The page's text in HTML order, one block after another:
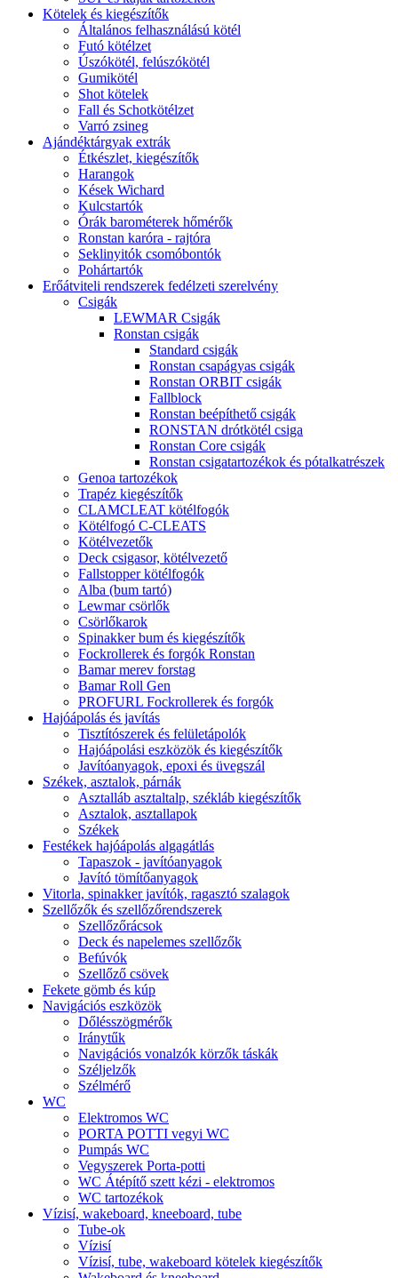
Kötelek és kiegészítők
Általános felhasználású kötél
Futó kötélzet
Úszókötél, felúszókötél
Gumikötél
Shot kötelek
Fall és Schotkötélzet
Varró zsineg
Ajándéktárgyak extrák
Étkészlet, kiegészítők
Harangok
Kések Wichard
Kulcstartók
Órák barométerek hőmérők
Ronstan karóra - rajtóra
Seklinyitók csomóbontók
Pohártartók
Erőátviteli rendszerek fedélzeti szerelvény
Csigák
LEWMAR Csigák
Ronstan csigák
Standard csigák
Ronstan csapágyas csigák
Ronstan ORBIT csigák
Fallblock
Ronstan beépíthető csigák
RONSTAN drótkötél csiga
Ronstan Core csigák
Ronstan csigatartozékok és pótalkatrészek
Genoa tartozékok
Trapéz kiegészítők
CLAMCLEAT kötélfogók
Kötélfogó C-CLEATS
Kötélvezetők
Deck csigasor, kötélvezető
Fallstopper kötélfogók
Alba (bum tartó)
Lewmar csörlők
Csörlőkarok
Spinakker bum és kiegészítők
Fockrollerek és forgók Ronstan
Bamar merev forstag
Bamar Roll Gen
PROFURL Fockrollerek és forgók
Hajóápolás és javítás
Tisztítószerek és felületápolók
Hajóápolási eszközök és kiegészítők
Javítóanyagok, epoxi és üvegszál
Székek, asztalok, párnák
Asztalláb asztaltalp, székláb kiegészítők
Asztalok, asztallapok
Székek
Festékek hajóápolás algagátlás
Tapaszok - javítóanyagok
Javító tömítőanyagok
Vitorla, spinakker javítók, ragasztó szalagok
Szellőzők és szellőzőrendszerek
Szellőzőrácsok
Deck és napelemes szellőzők
Befúvók
Szellőző csövek
Fekete gömb és kúp
Navigációs eszközök
Dőlésszögmérők
Iránytűk
Navigációs vonalzók körzők táskák
Széljelzők
Szélmérő
WC
Elektromos WC
PORTA POTTI vegyi WC
Pumpás WC
Vegyszerek Porta-potti
WC Átépítő szett kézi - elektromos
WC tartozékok
Vízisí, wakeboard, kneeboard, tube
Tube-ok
Vízisí
Vízisí, tube, wakeboard kötelek kiegészítők